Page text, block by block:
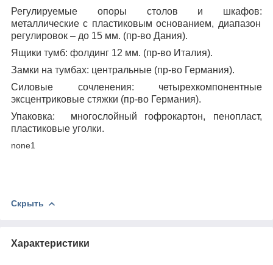
Регулируемые опоры столов и шкафов:
металлические с пластиковым основанием, диапазон
регулировок – до 15 мм. (пр-во Дания).
Ящики тумб: фолдинг 12 мм. (пр-во Италия).
Замки на тумбах: центральные (пр-во Германия).
Силовые сочленения: четырехкомпонентные
эксцентриковые стяжки (пр-во Германия).
Упаковка: многослойный гофрокартон, пенопласт,
пластиковые уголки.
none1
Скрыть
Характеристики